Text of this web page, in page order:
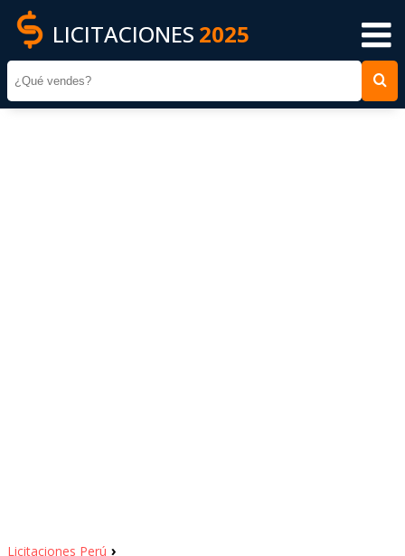
LICITACIONES 2025
Licitaciones Perú ›